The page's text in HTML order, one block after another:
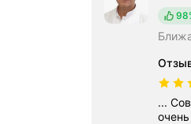
...